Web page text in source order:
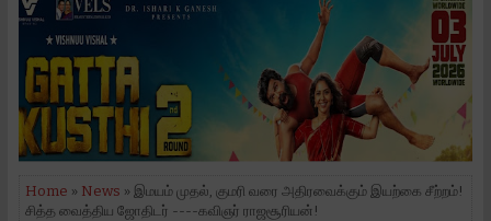
Home » News » இமயம் முதல், குமரி வரை அதிரவைக்கும் இயற்கை சீற்றம்!
சித்த வைத்திய ஜோதிடர் ----கவிஞர் ராஜசூரியன்!